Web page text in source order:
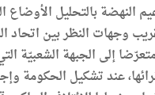
النهضة بالتحليل الأوضاع
وجهات النظر بين اتحاد
إلى الجبهة الشعبيّة
عند تشكيل الحكومة